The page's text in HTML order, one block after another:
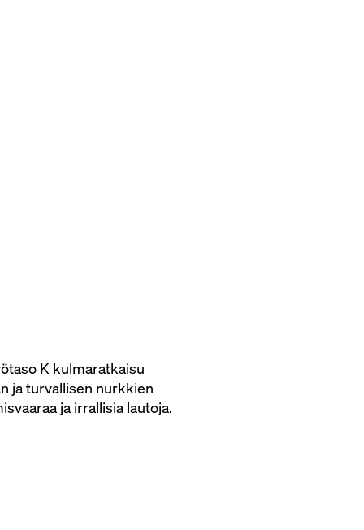
K kulmaratkaisu
ja turvallisen nurkkien
ja irrallisia lautoja.